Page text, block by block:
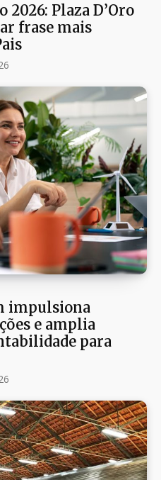
Plaza D’Oro
frase mais
impulsiona
e amplia
para